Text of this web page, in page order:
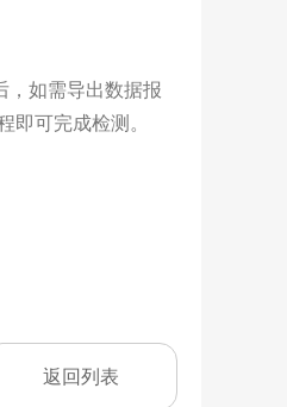
，如需导出数据报
即可完成检测。
返回列表